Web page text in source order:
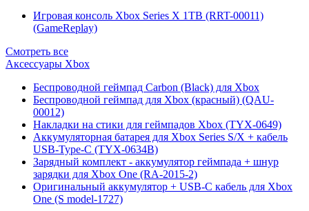
Игровая консоль Xbox Series X 1TB (RRT-00011)
(GameReplay)
Смотреть все
Аксессуары Xbox
Беспроводной геймпад Carbon (Black) для Xbox
Беспроводной геймпад для Xbox (красный) (QAU-
00012)
Накладки на стики для геймпадов Xbox (TYX-0649)
Аккумуляторная батарея для Xbox Series S/X + кабель
USB-Type-C (TYX-0634B)
Зарядный комплект - аккумулятор геймпада + шнур
зарядки для Xbox One (RA-2015-2)
Оригинальный аккумулятор + USB-C кабель для Xbox
One (S model-1727)